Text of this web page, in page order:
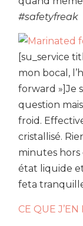
#safetyfreak
[su_service
mon bocal,
forward »]Je
question
froid.
cristallisé.
minutes hors
état liquide
feta
CE QUE J’EN